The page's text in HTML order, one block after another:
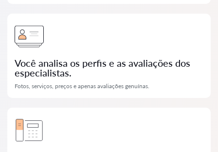
Você analisa os perfis e as avaliações dos
especialistas.
Fotos, serviços, preços e apenas avaliações genuínas.